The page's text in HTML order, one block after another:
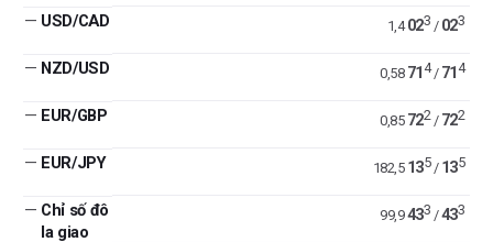
— USD/CAD 1,4 023 / 023
— NZD/USD 0,58 714/ 714
— EUR/GBP 0,85 722/ 722
— EUR/JPY 182,5 135/ 135
— Chỉ số đô
la giao
99,9 433 /433